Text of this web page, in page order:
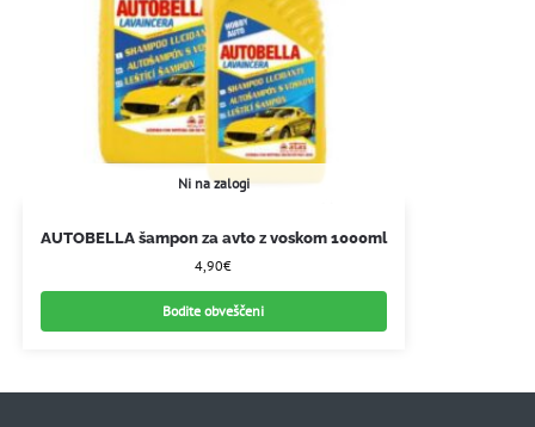
Ni na zalogi
AUTOBELLA šampon za avto z voskom 1000ml
4,90€
Bodite obveščeni